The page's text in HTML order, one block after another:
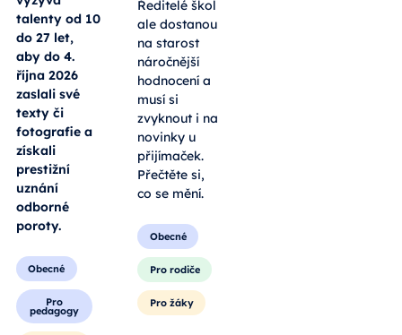
talenty od 10
do 27 let,
aby do 4.
října 2026
zaslali své
texty či
fotografie a
získali
prestižní
uznání
odborné
poroty.
Obecné
Pro
pedagogy
Ředitelé škol
ale dostanou
na starost
náročnější
hodnocení a
musí si
zvyknout i na
novinky u
přijímaček.
Přečtěte si,
co se mění.
Obecné
Pro rodiče
Pro žáky